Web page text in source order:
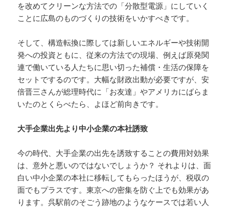
を改めてクリーンな方法での「分散型電源」にしていく
ことに広島のものづくりの技術をいかすべきです。
そして、構造転換に際しては新しいエネルギーや技術開
発への投資ともに、従来の方法での現場、例えば原発関
連で働いている人たちに思い切った補償・生活の保障を
セットでするのです。大幅な財政出動が必要ですが、安
倍晋三さんが総理時代に「お友達」やアメリカにばらま
いたのとくらべたら、よほど前向きです。
大手企業出先より中小企業の本社誘致
今の時代、大手企業の出先を誘致することの費用対効果
は、意外と悪いのではないでしょうか？ それよりは、面
白い中小企業の本社に移転してもらったほうが、税収の
面でもプラスです。東京への密集を防ぐ上でも効果があ
ります。呉駅前のそごう跡地のようなケースでは若い人